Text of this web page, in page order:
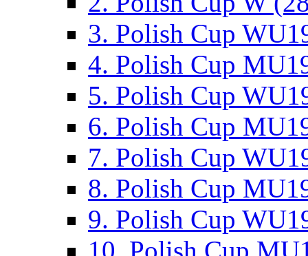
3. Polish Cup
4. Polish Cup
5. Polish Cup
6. Polish Cup
7. Polish Cup
8. Polish Cup
9. Polish Cup
10. Polish Cup